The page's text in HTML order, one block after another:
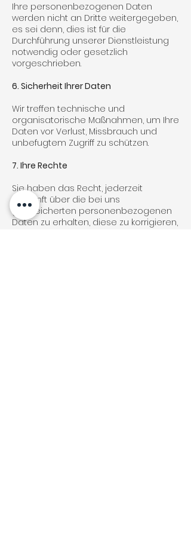
Ihre personenbezogenen Daten
werden nicht an Dritte weitergegeben,
es sei denn, dies ist für die
Durchführung unserer Dienstleistung
notwendig oder gesetzlich
vorgeschrieben.
6. Sicherheit Ihrer Daten
Wir treffen technische und
organisatorische Maßnahmen, um Ihre
Daten vor Verlust, Missbrauch und
unbefugtem Zugriff zu schützen.
7. Ihre Rechte
Sie haben das Recht, jederzeit
Auskunft über die bei uns
gespeicherten personenbezogenen
Daten zu erhalten, diese zu korrigieren,